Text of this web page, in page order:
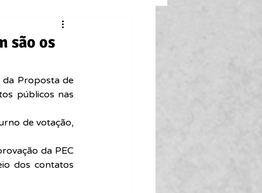
são os
Proposta de
públicos nas
de votação,
da PEC
dos contatos